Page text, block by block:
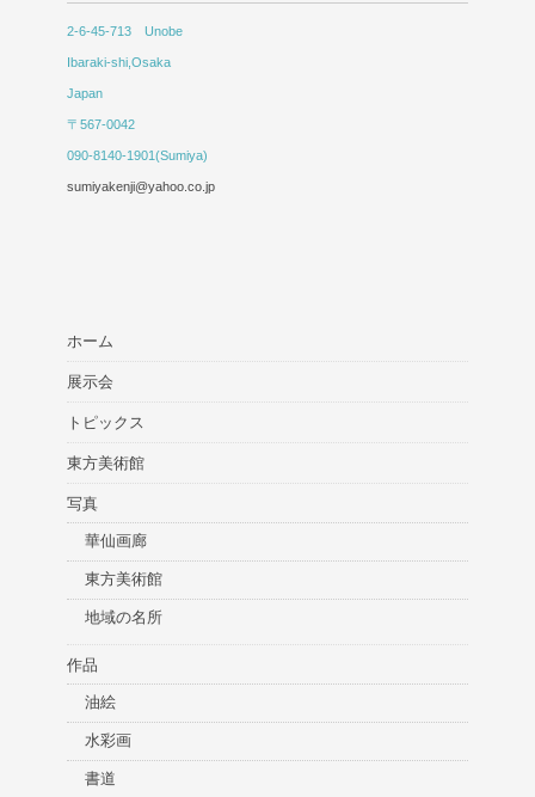
2-6-45-713 Unobe
Ibaraki-shi,Osaka
Japan
〒567-0042
090-8140-1901(Sumiya)
sumiyakenji@yahoo.co.jp
ホーム
展示会
トピックス
東方美術館
写真
華仙画廊
東方美術館
地域の名所
作品
油絵
水彩画
書道